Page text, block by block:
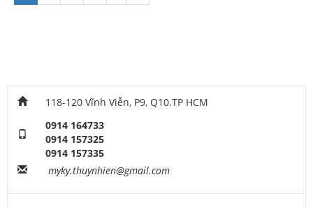
118-120 Vĩnh Viễn, P9, Q10.TP HCM
0914 164733
0914 157325
0914 157335
myky.thuynhien@gmail.com